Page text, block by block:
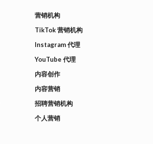
营销机构
TikTok 营销机构
Instagram 代理
YouTube 代理
内容创作
内容营销
招聘营销机构
个人营销